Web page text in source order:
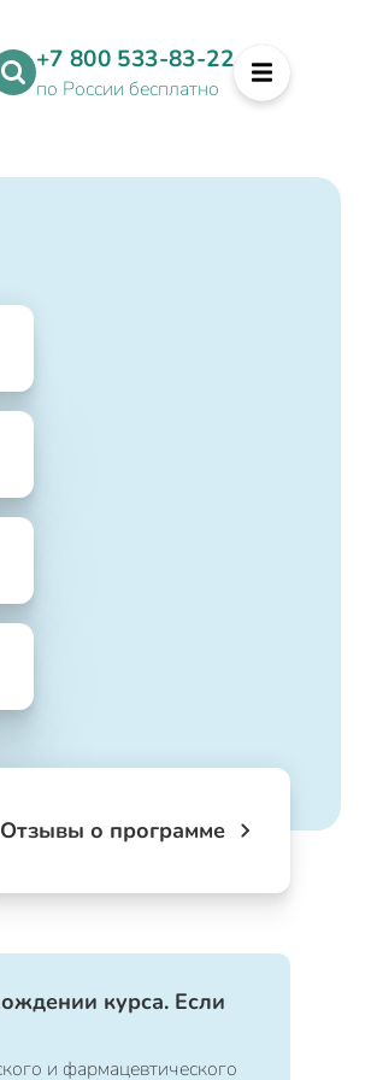
+7 800 533-83-22
по России бесплатно
Отзывы о программе
курса. Если
и фармацевтического